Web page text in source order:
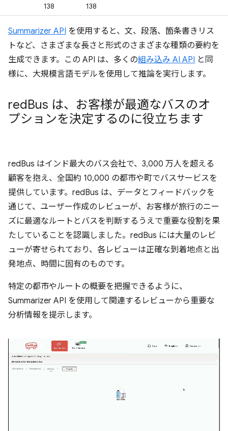
138
138
Summarizer API を使用すると、文、段落、箇条書きリス
トなど、さまざまな長さと形式のさまざまな種類の要約を
生成できます。この API は、多くの組み込み AI API と同
様に、大規模言語モデルを使用して推論を実行します。
redBus は、お客様が最適なバスのオ
プションを決定するのに役立ちます
redBus はインド最大のバス会社で、3,000 万人を超える
顧客を抱え、全国約 10,000 の都市や町でバスサービスを
提供しています。redBus は、データとフィードバックを
通じて、ユーザー作成のレビューが、お客様が旅行のニー
ズに最適なルートとバスを判断するうえで重要な役割を果
たしていることを認識しました。redBus には大量のレビ
ューが寄せられており、各レビューは正確な到着地点と出
発地点、時間に固有のものです。
特定の都市やルートの概要を把握できるように、
Summarizer API を使用して関連するレビューから重要な
分析情報を提示します。